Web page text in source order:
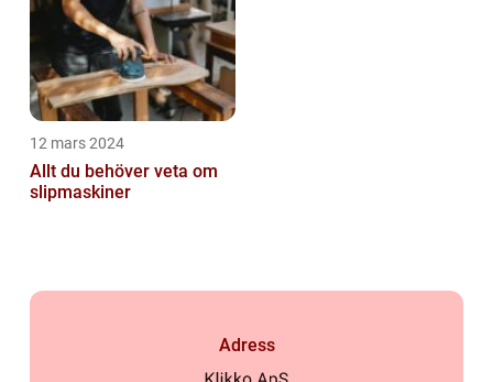
12 mars 2024
Allt du behöver veta om
slipmaskiner
Adress